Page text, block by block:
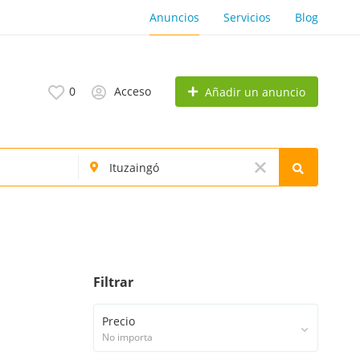
Anuncios Servicios Blog
0 Acceso Añadir un anuncio
Filtrar
Precio
No importa